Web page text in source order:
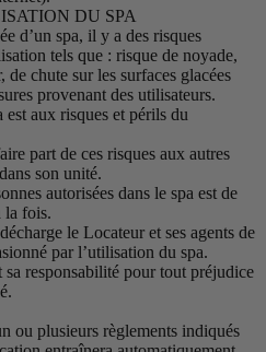
DU SPA
d’un spa, il y a des risques
tels que : risque de noyade,
de chute sur les surfaces glacées
provenant des utilisateurs.
est aux risques et périls du
part de ces risques aux autres
son unité.
autorisées dans le spa est de
la fois.
le Locateur et ses agents de
par l’utilisation du spa.
responsabilité pour tout préjudice
ou plusieurs règlements indiqués